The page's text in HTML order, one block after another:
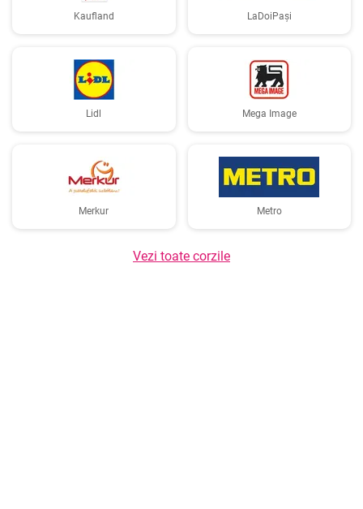
Kaufland LaDoiPași
Lidl Mega Image
Merkur Metro
Vezi toate corzile